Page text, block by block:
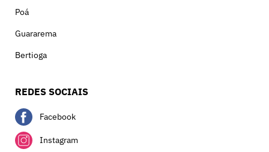
Poá
Guararema
Bertioga
REDES SOCIAIS
Facebook
Instagram